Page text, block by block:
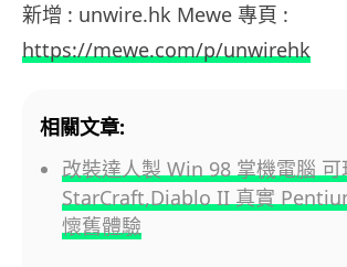
新增 : unwire.hk Mewe 專頁 :
https://mewe.com/p/unwirehk
相關文章:
改裝達人製 Win 98 掌機電腦 可
StarCraft,Diablo II 真實
懷舊體驗